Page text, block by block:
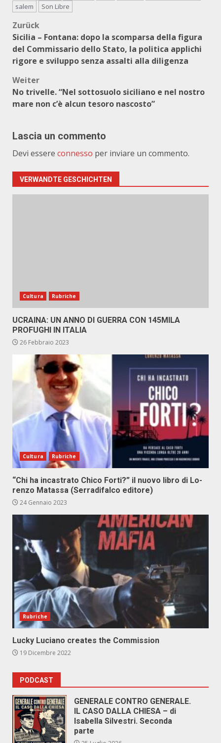
salem
Son Libre
Beitragsnavigation
Zurück
Sicilia – Fontana: dopo la scomparsa della figura
del Commissario dello Stato, la politica applichi
rigore e sviluppo senza assalti alla diligenza
Weiter
No trivelle. “Nel sottosuolo siciliano e nel nostro
mare non c’è alcun tesoro nascosto”
Lascia un commento
Devi essere connesso per inviare un commento.
VERWANDTE GESCHICHTEN
Cultura Rubriche
UCRAINA: UN ANNO DI GUERRA CON 145MILA
PROFUGHI IN ITALIA
26 Febbraio 2023
Cultura Rubriche
“Chi ha in­ca­stra­to Chi­co For­ti?” il nuo­vo li­bro di Lo­
ren­zo Ma­tas­sa (Ser­ra­di­fal­co edi­to­re)
24 Gennaio 2023
Rubriche
Lucky Luciano creates the Commission
19 Dicembre 2022
PODCAST
GENERALE CONTRO GENERALE.
IL CASO DALLA CHIESA – di
Isabella Silvestri. Seconda
parte